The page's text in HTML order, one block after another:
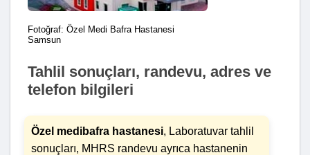
Fotoğraf: Özel Medi Bafra Hastanesi
Samsun
Tahlil sonuçları, randevu, adres ve
telefon bilgileri
Özel medibafra hastanesi, Laboratuvar tahlil
sonuçları, MHRS randevu ayrıca hastanenin